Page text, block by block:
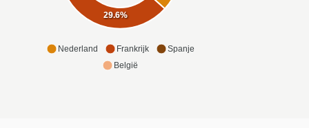
29.6%
Nederland Frankrijk
Spanje
België